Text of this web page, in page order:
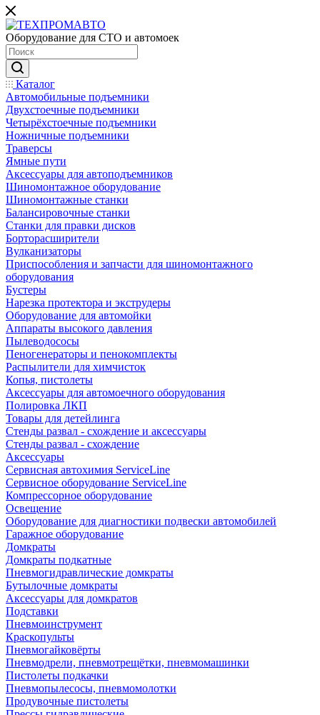
Оборудование для СТО и автомоек
Каталог
Автомобильные подъемники
Двухстоечные подъемники
Четырёхстоечные подъемники
Ножничные подъемники
Траверсы
Ямные пути
Аксессуары для автоподъемников
Шиномонтажное оборудование
Шиномонтажные станки
Балансировочные станки
Станки для правки дисков
Борторасширители
Вулканизаторы
Приспособления и запчасти для шиномонтажного
оборудования
Бустеры
Нарезка протектора и экструдеры
Оборудование для автомойки
Аппараты высокого давления
Пылеводососы
Пеногенераторы и пенокомплекты
Распылители для химчисток
Копья, пистолеты
Аксессуары для автомоечного оборудования
Полировка ЛКП
Товары для детейлинга
Стенды развал - схождение и аксессуары
Стенды развал - схождение
Аксессуары
Сервисная автохимия ServiceLine
Сервисное оборудование ServiceLine
Компрессорное оборудование
Освещение
Оборудование для диагностики подвески автомобилей
Гаражное оборудование
Домкраты
Домкраты подкатные
Пневмогидравлические домкраты
Бутылочные домкраты
Аксессуары для домкратов
Подставки
Пневмоинструмент
Краскопульты
Пневмогайковёрты
Пневмодрели, пневмотрещётки, пневмомашинки
Пистолеты подкачки
Пневмопылесосы, пневмомолотки
Продувочные пистолеты